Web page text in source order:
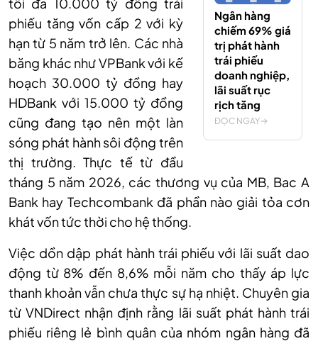
Ngân hàng
chiếm 69% giá
trị phát hành
trái phiếu
doanh nghiệp,
lãi suất rục
rịch tăng
ĐỌC NGAY
phiếu tăng vốn cấp 2 với kỳ
hạn từ 5 năm trở lên. Các nhà
băng khác như VPBank với kế
hoạch 30.000 tỷ đồng hay
HDBank với 15.000 tỷ đồng
cũng đang tạo nên một làn
sóng phát hành sôi động trên
thị trường. Thực tế từ đầu
tháng 5 năm 2026, các thương vụ của MB, Bac A
Bank hay Techcombank đã phần nào giải tỏa cơn
khát vốn tức thời cho hệ thống.
Việc dồn dập phát hành trái phiếu với lãi suất dao
động từ 8% đến 8,6% mỗi năm cho thấy áp lực
thanh khoản vẫn chưa thực sự hạ nhiệt. Chuyên gia
từ VNDirect nhận định rằng lãi suất phát hành trái
phiếu riêng lẻ bình quân của nhóm ngân hàng đã